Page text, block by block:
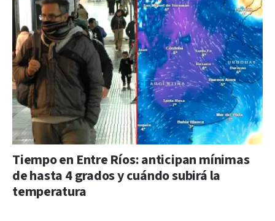
Tiempo en Entre Ríos: anticipan mínimas
de hasta 4 grados y cuándo subirá la
temperatura